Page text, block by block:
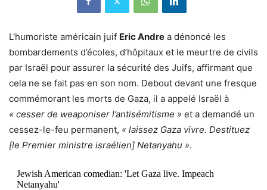
L’humoriste américain juif Eric Andre a dénoncé les
bombardements d’écoles, d’hôpitaux et le meurtre de civils
par Israël pour assurer la sécurité des Juifs, affirmant que
cela ne se fait pas en son nom. Debout devant une fresque
commémorant les morts de Gaza, il a appelé Israël à
« cesser de weaponiser l’antisémitisme » et a demandé un
cessez-le-feu permanent, « laissez Gaza vivre. Destituez
[le Premier ministre israélien] Netanyahu ».
Jewish American comedian: 'Let Gaza live. Impeach
Netanyahu'